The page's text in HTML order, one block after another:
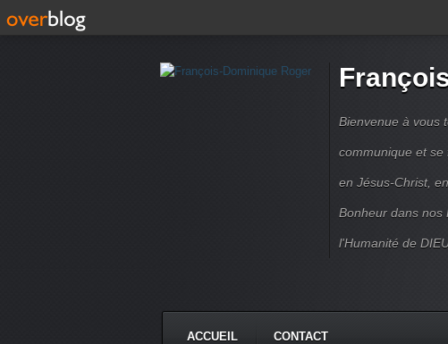
Bienvenue à vous
communique et se
en Jésus-Christ,
Bonheur dans nos
l'Humanité de
ACCUEIL CONTACT